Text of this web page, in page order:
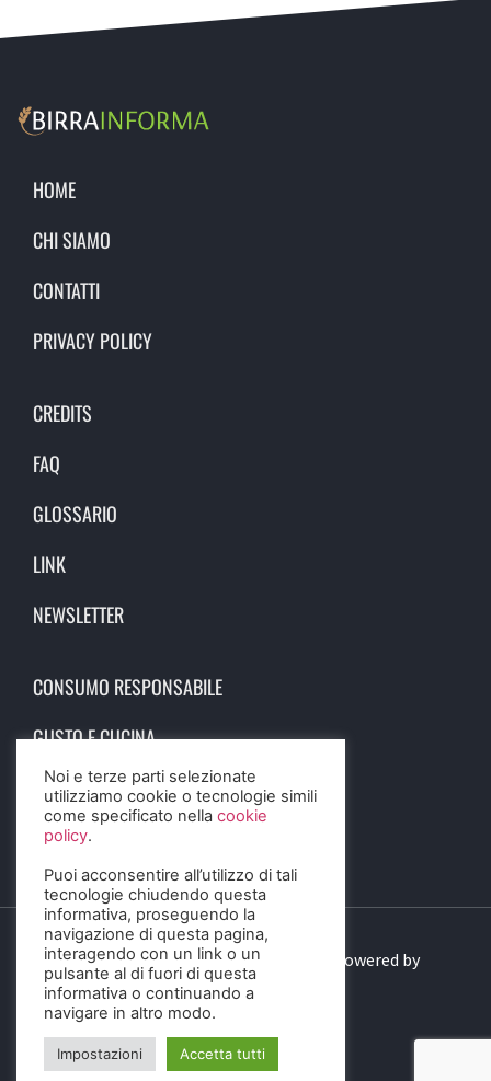
HOME
CHI SIAMO
CONTATTI
PRIVACY POLICY
CREDITS
FAQ
GLOSSARIO
LINK
NEWSLETTER
CONSUMO RESPONSABILE
GUSTO E CUCINA
SCIENZA E SALUTE
STORIA E CULTURA
© 2023 Birra Informa. All Rights Reserved. Powered by
DIGITALSENSE
Noi e terze parti selezionate
utilizziamo cookie o tecnologie simili
come specificato nella cookie
policy.
Puoi acconsentire all’utilizzo di tali
tecnologie chiudendo questa
informativa, proseguendo la
navigazione di questa pagina,
interagendo con un link o un
pulsante al di fuori di questa
informativa o continuando a
navigare in altro modo.
Impostazioni Accetta tutti